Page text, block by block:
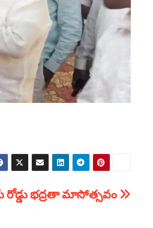
భద్రతా మాసోత్సవం